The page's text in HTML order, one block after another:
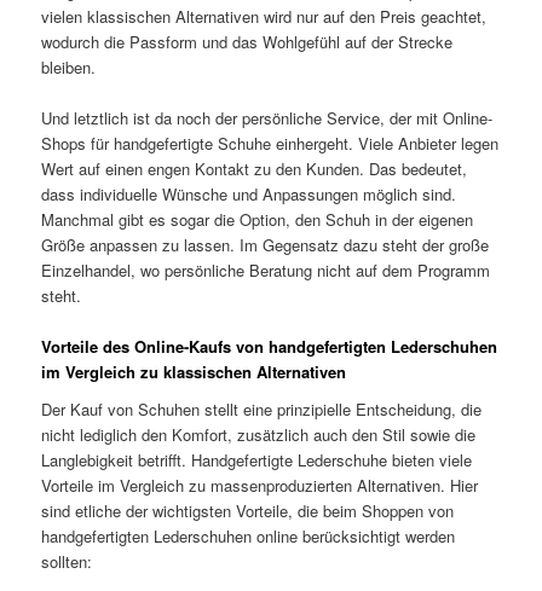
vielen klassischen Alternativen wird nur auf den Preis geachtet,
wodurch die Passform und das Wohlgefühl auf der Strecke
bleiben.
Und letztlich ist da noch der persönliche Service, der mit Online-
Shops für handgefertigte Schuhe einhergeht. Viele Anbieter legen
Wert auf einen engen Kontakt zu den Kunden. Das bedeutet,
dass individuelle Wünsche und Anpassungen möglich sind.
Manchmal gibt es sogar die Option, den Schuh in der eigenen
Größe anpassen zu lassen. Im Gegensatz dazu steht der große
Einzelhandel, wo persönliche Beratung nicht auf dem Programm
steht.
Vorteile des Online-Kaufs von handgefertigten Lederschuhen
im Vergleich zu klassischen Alternativen
Der Kauf von Schuhen stellt eine prinzipielle Entscheidung, die
nicht lediglich den Komfort, zusätzlich auch den Stil sowie die
Langlebigkeit betrifft. Handgefertigte Lederschuhe bieten viele
Vorteile im Vergleich zu massenproduzierten Alternativen. Hier
sind etliche der wichtigsten Vorteile, die beim Shoppen von
handgefertigten Lederschuhen online berücksichtigt werden
sollten: